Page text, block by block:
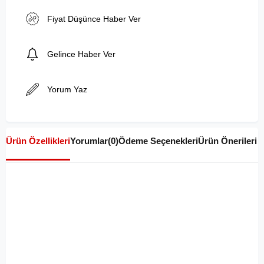
Fiyat Düşünce Haber Ver
Gelince Haber Ver
Yorum Yaz
Ürün ÖzellikleriYorumlar(0)Ödeme SeçenekleriÜrün Önerileri